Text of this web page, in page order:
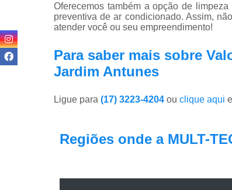
Oferecemos também a opção de
preventiva de ar condicionado. Assim,
atender você ou seu empreendimento!
Para saber mais sobre
Jardim Antunes
Ligue para (17) 3223-4204 ou clique aqui
Regiões onde a MULT-